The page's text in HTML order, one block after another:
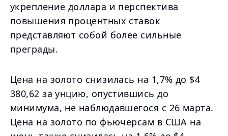
укрепление доллара и перспектива
повышения процентных ставок
представляют собой более сильные
преграды.
Цена на золото снизилась на 1,7% до $4
380,62 за унцию, опустившись до
минимума, не наблюдавшегося с 26 марта.
Цена на золото по фьючерсам в США на